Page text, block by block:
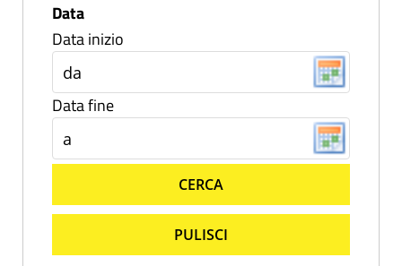
Data
Data inizio
Data fine
CERCA
PULISCI